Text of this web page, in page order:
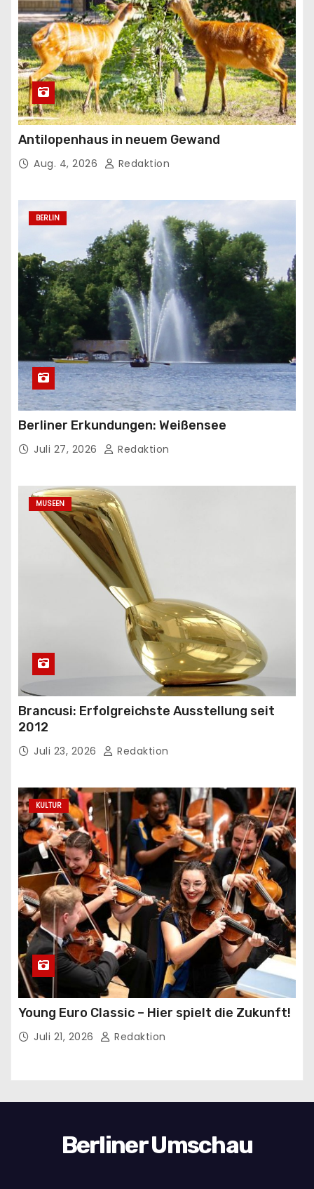
Antilopenhaus in neuem Gewand
Aug. 4, 2026 Redaktion
BERLIN
Berliner Erkundungen: Weißensee
Juli 27, 2026 Redaktion
MUSEEN
Brancusi: Erfolgreichste Ausstellung seit
2012
Juli 23, 2026 Redaktion
KULTUR
Young Euro Classic – Hier spielt die Zukunft!
Juli 21, 2026 Redaktion
Berliner Umschau